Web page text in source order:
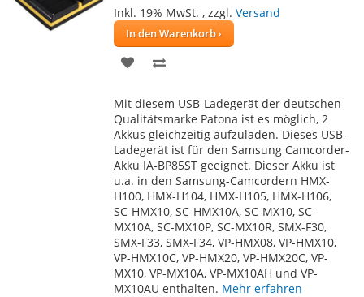
Inkl. 19% MwSt. , zzgl. Versand
In den Warenkorb
ZUR
HINZUFÜGEN
HINZUFÜGEN
Mit diesem USB-Ladegerät der deutschen
Qualitätsmarke Patona ist es möglich, 2
Akkus gleichzeitig aufzuladen. Dieses USB-
Ladegerät ist für den Samsung Camcorder-
Akku IA-BP85ST geeignet. Dieser Akku ist
u.a. in den Samsung-Camcordern HMX-
H100, HMX-H104, HMX-H105, HMX-H106,
SC-HMX10, SC-HMX10A, SC-MX10, SC-
MX10A, SC-MX10P, SC-MX10R, SMX-F30,
SMX-F33, SMX-F34, VP-HMX08, VP-HMX10,
VP-HMX10C, VP-HMX20, VP-HMX20C, VP-
MX10, VP-MX10A, VP-MX10AH und VP-
MX10AU enthalten. Mehr erfahren